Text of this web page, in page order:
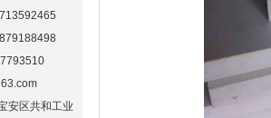
安区共和工业